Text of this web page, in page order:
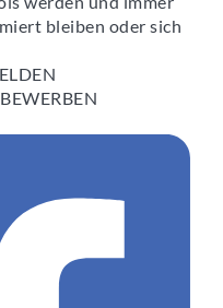
bleiben oder sich